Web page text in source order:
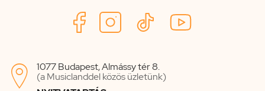

1077 Budapest, Almássy tér 8.
(a Musiclanddel közös üzletünk)